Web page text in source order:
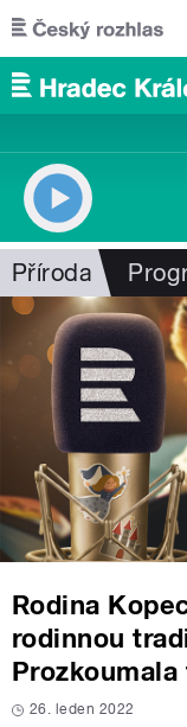
Přejít k hlavnímu
Příroda
Rodina
rodinnou
26. leden 2022